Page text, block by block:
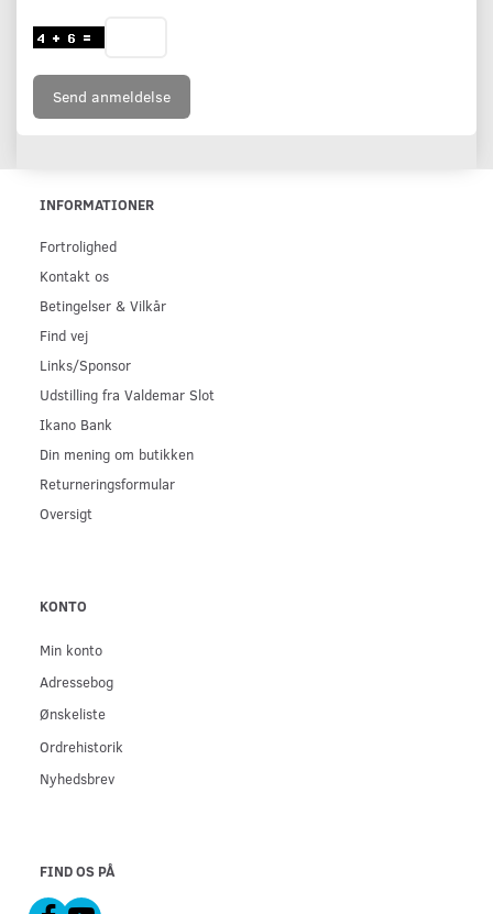
Send anmeldelse
INFORMATIONER
Fortrolighed
Kontakt os
Betingelser & Vilkår
Find vej
Links/Sponsor
Udstilling fra Valdemar Slot
Ikano Bank
Din mening om butikken
Returneringsformular
Oversigt
KONTO
Min konto
Adressebog
Ønskeliste
Ordrehistorik
Nyhedsbrev
FIND OS PÅ